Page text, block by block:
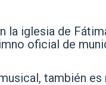
la iglesia de
oficial de
también